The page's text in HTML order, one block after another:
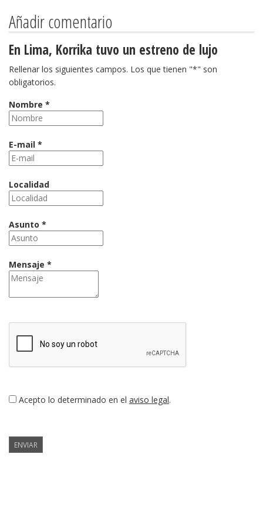
Añadir comentario
En Lima, Korrika tuvo un estreno de lujo
Rellenar los siguientes campos. Los que tienen "*" son
obligatorios.
Nombre *
E-mail *
Localidad
Asunto *
Mensaje *
Acepto lo determinado en el aviso legal.
ENVIAR